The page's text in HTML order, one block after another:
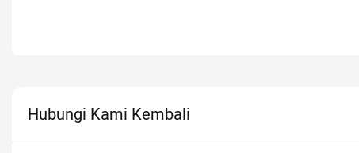
Hubungi Kami Kembali